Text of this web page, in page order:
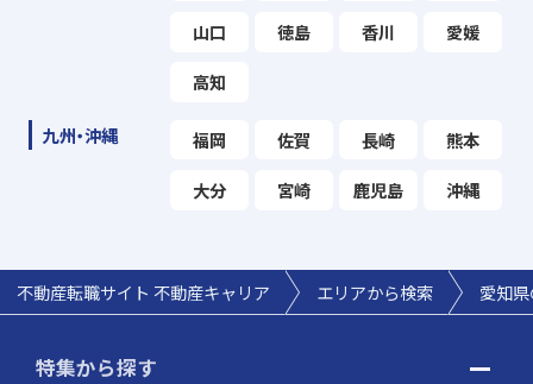
山口 徳島 香川 愛媛
高知
九州・沖縄 福岡 佐賀 長崎 熊本
大分 宮崎 鹿児島 沖縄
不動産転職サイト 不動産キャリア エリアから検索 愛知
特集から探す